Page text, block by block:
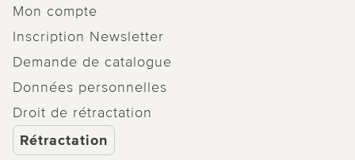
Mon compte
Inscription Newsletter
Demande de catalogue
Données personnelles
Droit de rétractation
Rétractation